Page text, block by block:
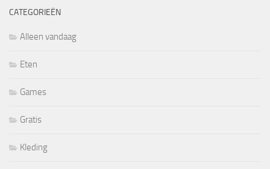
CATEGORIEËN
Alleen vandaag
Eten
Games
Gratis
Kleding